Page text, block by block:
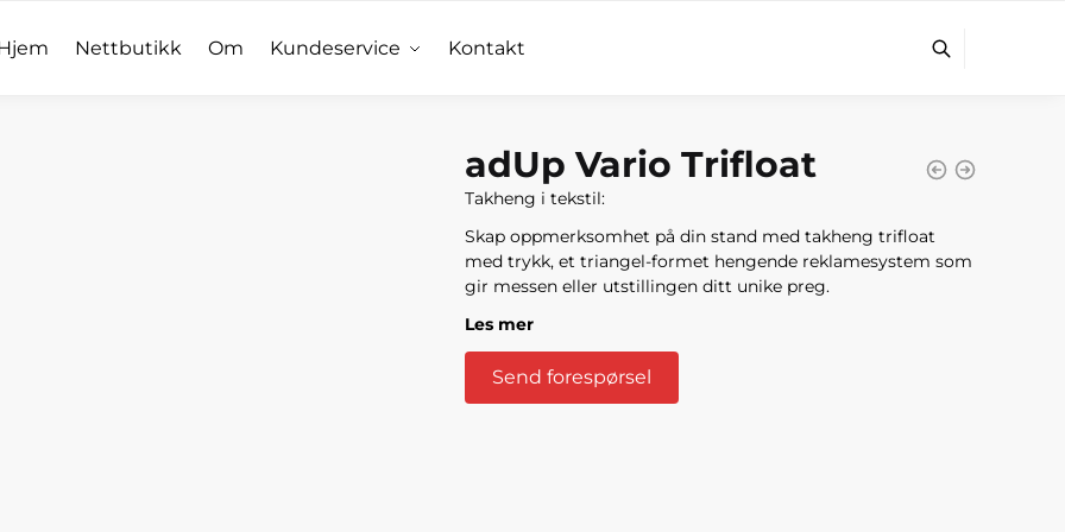
Nettbutikk Om Kundeservice Kontakt
adUp Vario Trifloat
Takheng i tekstil:
Skap oppmerksomhet på din stand med takheng trifloat
med trykk, et triangel-formet hengende reklamesystem som
gir messen eller utstillingen ditt unike preg.
Les mer
Send forespørsel